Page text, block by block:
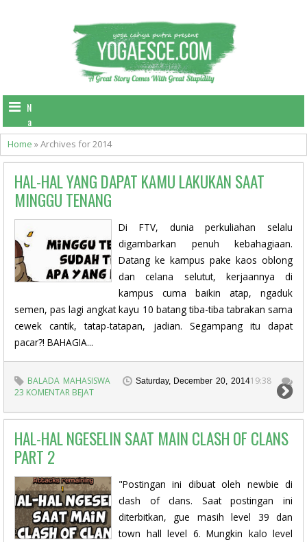
N
a
v
i
g
a
t
i
o
n
Home »Archives for 2014
HAL-HAL YANG DAPAT KAMU LAKUKAN SAAT
MINGGU TENANG
Di FTV, dunia perkuliahan selalu
digambarkan penuh kebahagiaan.
Datang ke kampus pake kaos oblong
dan celana selutut, kerjaannya di
kampus cuma baikin atap, ngaduk
semen, pas lagi angkat kayu 10 batang tiba-tiba tabrakan sama
cewek cantik, tatap-tatapan, jadian. Segampang itu dapat
pacar?! BAHAGIA...
BALADA MAHASISWA Saturday, December 20, 201419:38
23 KOMENTAR BEJAT
HAL-HAL NGESELIN SAAT MAIN CLASH OF CLANS
PART 2
"Postingan ini dibuat oleh newbie di
clash of clans. Saat postingan ini
diterbitkan, gue masih level 39 dan
town hall level 6. Mungkin kalo level